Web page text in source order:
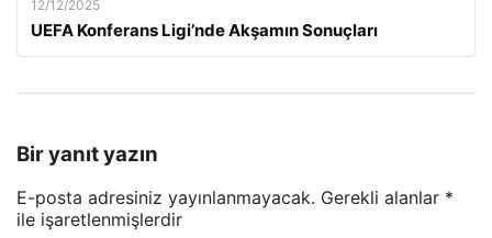
12/12/2025
UEFA Konferans Ligi’nde Akşamın Sonuçları
Bir yanıt yazın
E-posta adresiniz yayınlanmayacak. Gerekli alanlar *
ile işaretlenmişlerdir